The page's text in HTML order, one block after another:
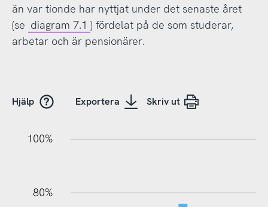
än var tionde har nyttjat under det senaste året
(se diagram 7.1 ) fördelat på de som studerar,
arbetar och är pensionärer.
Hjälp Exportera Skriv ut
100%
80%